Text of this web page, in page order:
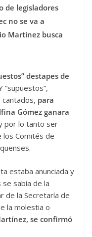
de legisladores
no se va a
Martínez busca
destapes de
“supuestos”,
para
Gómez ganara
por lo tanto ser
los Comités de
estaba anunciada y
sabía de la
de la Secretaría de
la molestia o
se confirmó